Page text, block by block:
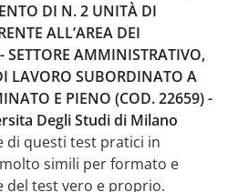
DI N. 2 UNITÀ DI
ALL’AREA DEI
SETTORE AMMINISTRATIVO,
LAVORO SUBORDINATO A
E PIENO (COD. 22659) -
Degli Studi di Milano
di questi test pratici in
simili per formato e
del test vero e proprio.